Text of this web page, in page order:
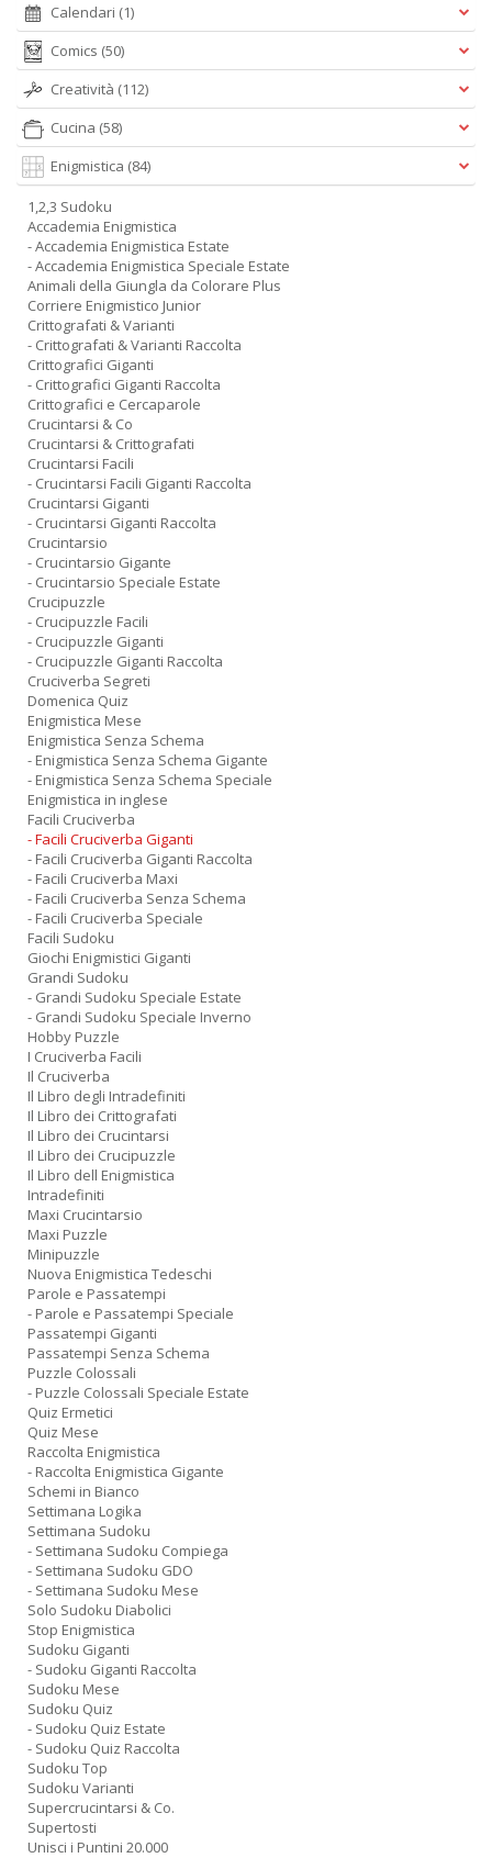
Calendari (1)
Comics (50)
Creatività (112)
Cucina (58)
Enigmistica (84)
1,2,3 Sudoku
Accademia Enigmistica
- Accademia Enigmistica Estate
- Accademia Enigmistica Speciale Estate
Animali della Giungla da Colorare Plus
Corriere Enigmistico Junior
Crittografati & Varianti
- Crittografati & Varianti Raccolta
Crittografici Giganti
- Crittografici Giganti Raccolta
Crittografici e Cercaparole
Crucintarsi & Co
Crucintarsi & Crittografati
Crucintarsi Facili
- Crucintarsi Facili Giganti Raccolta
Crucintarsi Giganti
- Crucintarsi Giganti Raccolta
Crucintarsio
- Crucintarsio Gigante
- Crucintarsio Speciale Estate
Crucipuzzle
- Crucipuzzle Facili
- Crucipuzzle Giganti
- Crucipuzzle Giganti Raccolta
Cruciverba Segreti
Domenica Quiz
Enigmistica Mese
Enigmistica Senza Schema
- Enigmistica Senza Schema Gigante
- Enigmistica Senza Schema Speciale
Enigmistica in inglese
Facili Cruciverba
- Facili Cruciverba Giganti
- Facili Cruciverba Giganti Raccolta
- Facili Cruciverba Maxi
- Facili Cruciverba Senza Schema
- Facili Cruciverba Speciale
Facili Sudoku
Giochi Enigmistici Giganti
Grandi Sudoku
- Grandi Sudoku Speciale Estate
- Grandi Sudoku Speciale Inverno
Hobby Puzzle
I Cruciverba Facili
Il Cruciverba
Il Libro degli Intradefiniti
Il Libro dei Crittografati
Il Libro dei Crucintarsi
Il Libro dei Crucipuzzle
Il Libro dell Enigmistica
Intradefiniti
Maxi Crucintarsio
Maxi Puzzle
Minipuzzle
Nuova Enigmistica Tedeschi
Parole e Passatempi
- Parole e Passatempi Speciale
Passatempi Giganti
Passatempi Senza Schema
Puzzle Colossali
- Puzzle Colossali Speciale Estate
Quiz Ermetici
Quiz Mese
Raccolta Enigmistica
- Raccolta Enigmistica Gigante
Schemi in Bianco
Settimana Logika
Settimana Sudoku
- Settimana Sudoku Compiega
- Settimana Sudoku GDO
- Settimana Sudoku Mese
Solo Sudoku Diabolici
Stop Enigmistica
Sudoku Giganti
- Sudoku Giganti Raccolta
Sudoku Mese
Sudoku Quiz
- Sudoku Quiz Estate
- Sudoku Quiz Raccolta
Sudoku Top
Sudoku Varianti
Supercrucintarsi & Co.
Supertosti
Unisci i Puntini 20.000